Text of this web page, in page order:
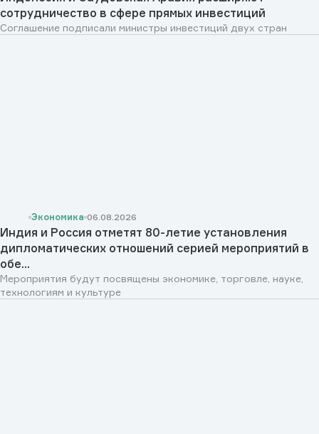
сотрудничество в сфере прямых инвестиций
Соглашение подписали министры инвестиций двух стран
Экономика 06.08.2026
Индия и Россия отметят 80-летие установления
дипломатических отношений серией мероприятий в
обе...
Мероприятия будут посвящены экономике, торговле, науке,
технологиям и культуре